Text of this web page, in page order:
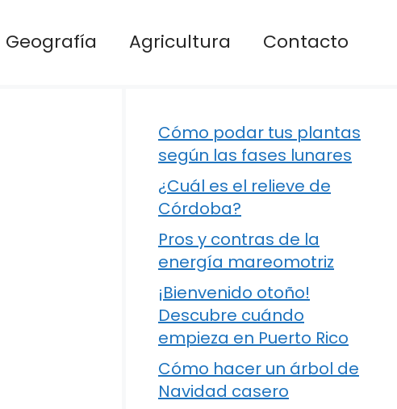
Geografía Agricultura Contacto
Cómo podar tus plantas
según las fases lunares
¿Cuál es el relieve de
Córdoba?
Pros y contras de la
energía mareomotriz
¡Bienvenido otoño!
Descubre cuándo
empieza en Puerto Rico
Cómo hacer un árbol de
Navidad casero